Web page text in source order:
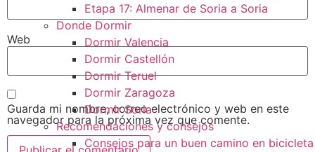
Etapa 17: Almenar de Soria a Soria ​
Donde Dormir
Dormir Valencia
Dormir Castellón
Dormir Teruel
Dormir Zaragoza
Dormir Soria
Recomendaciones y consejos
Consejos para un buen camino en bicicleta
Web
Guarda mi nombre, correo electrónico y web en este
navegador para la próxima vez que comente.